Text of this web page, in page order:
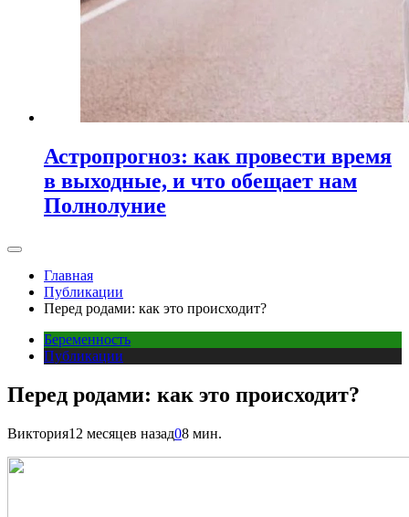
Астропрогноз: как провести время
в выходные, и что обещает нам
Полнолуние
Главная
Публикации
Перед родами: как это происходит?
Беременность
Публикации
Перед родами: как это происходит?
Виктория12 месяцев назад08 мин.